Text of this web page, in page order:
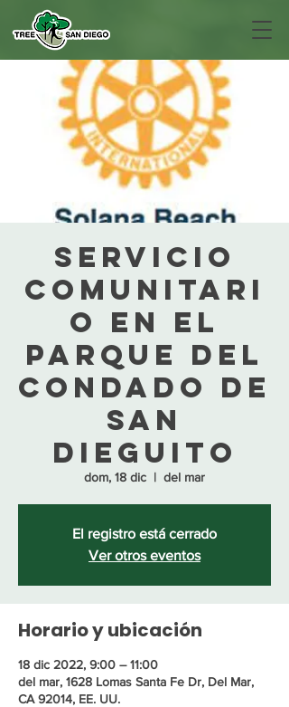
Servicio
Comunitari
o en el
Parque del
Condado de
San
Dieguito
dom, 18 dic
  |
del mar
El registro está cerrado
Ver otros eventos
Horario y ubicación
18 dic 2022, 9:00 – 11:00
del mar, 1628 Lomas Santa Fe Dr, Del Mar,
CA 92014, EE. UU.